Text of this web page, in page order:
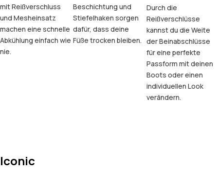
mit Reißverschluss
und Mesheinsatz
machen eine schnelle
Abkühlung einfach wie
nie.
Beschichtung und
Stiefelhaken sorgen
dafür, dass deine
Füße trocken bleiben.
Durch die
Reißverschlüsse
kannst du die Weite
der Beinabschlüsse
für eine perfekte
Passform mit deinen
Boots oder einen
individuellen Look
verändern.
Iconic